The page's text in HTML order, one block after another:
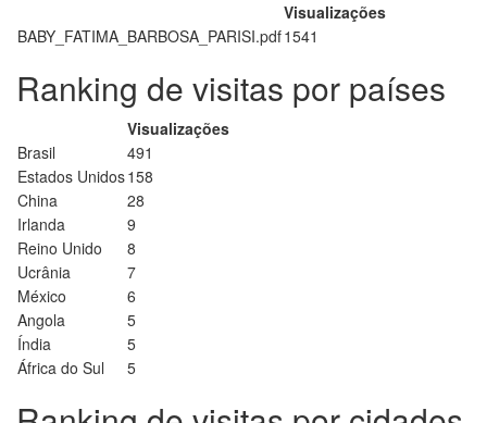
Visualizações
BABY_FATIMA_BARBOSA_PARISI.pdf1541
Ranking de visitas por países
Visualizações
Brasil
491
Estados Unidos158
China
28
Irlanda
9
Reino Unido
8
Ucrânia
7
México
6
Angola
5
Índia
5
África do Sul
5